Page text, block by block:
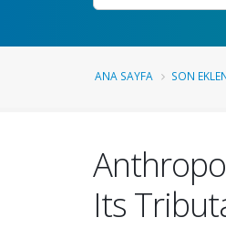
ANA SAYFA SON
Its